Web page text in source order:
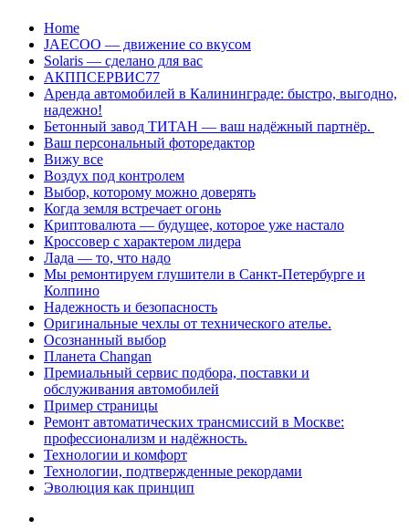
Перейти
содержанию
Home
JAECOO — движение со вкусом
Solaris — сделано для вас
АКППСЕРВИС77
Аренда автомобилей в Калининграде: быстро, выгодно,
надежно!
Бетонный завод ТИТАН — ваш надёжный партнёр.
Ваш персональный фоторедактор
Вижу все
Воздух под контролем
Выбор, которому можно доверять
Когда земля встречает огонь
Криптовалюта — будущее, которое уже настало
Кроссовер с характером лидера
Лада — то, что надо
Мы ремонтируем глушители в Санкт-Петербурге и
Колпино
Надежность и безопасность
Оригинальные чехлы от технического ателье.
Осознанный выбор
Планета Changan
Премиальный сервис подбора, поставки и
обслуживания автомобилей
Пример страницы
Ремонт автоматических трансмиссий в Москве:
профессионализм и надёжность.
Технологии и комфорт
Технологии, подтвержденные рекордами
Эволюция как принцип